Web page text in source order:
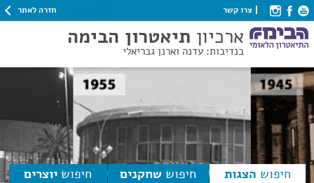
צרו קשר חזרה לאתר
ארכיון תיאטרון הבימה
בנדיבות: עדנה וארנן גבריאלי
חיפוש הצגות חיפוש שחקנים חיפוש יוצרים